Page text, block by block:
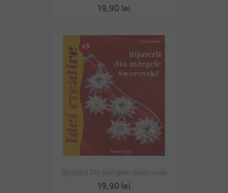
19,90 lei
Bijuterii Din Margele Swarovski
19,90 lei